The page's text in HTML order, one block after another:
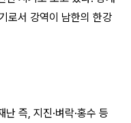
로서 강역이 남한의 한강
즉, 지진·벼락·홍수 등